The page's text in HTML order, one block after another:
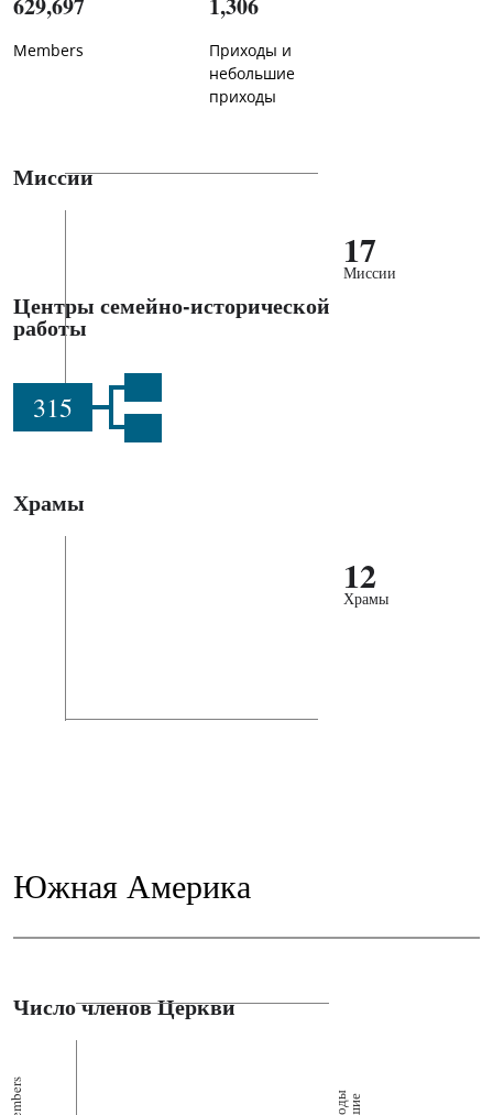
Members
Приходы и
небольшие
приходы
Миссии
17
Миссии
Центры семейно-исторической
работы
315
Храмы
12
Храмы
Южная Америка
Число членов Церкви
Members